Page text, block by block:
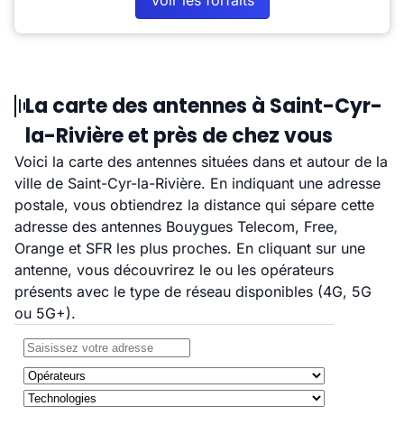
La carte des antennes à Saint-Cyr-
la-Rivière et près de chez vous
Voici la carte des antennes situées dans et autour de la
ville de Saint-Cyr-la-Rivière. En indiquant une adresse
postale, vous obtiendrez la distance qui sépare cette
adresse des antennes Bouygues Telecom, Free,
Orange et SFR les plus proches. En cliquant sur une
antenne, vous découvrirez le ou les opérateurs
présents avec le type de réseau disponibles (4G, 5G
ou 5G+).